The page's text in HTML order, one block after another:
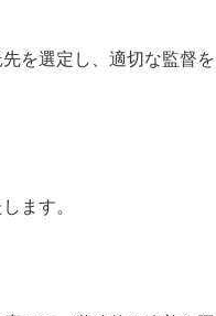
を選定し、適切な監督を
ます。